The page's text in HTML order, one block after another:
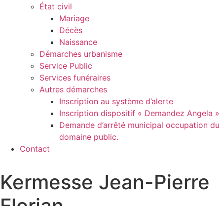
État civil
Mariage
Décès
Naissance
Démarches urbanisme
Service Public
Services funéraires
Autres démarches
Inscription au système d’alerte
Inscription dispositif « Demandez Angela »
Demande d’arrêté municipal occupation du
domaine public.
Contact
Kermesse Jean-Pierre